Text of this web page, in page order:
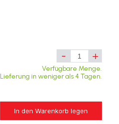
- +
Verfügbare Menge.
Lieferung in weniger als 4 Tagen.
In den Warenkorb legen